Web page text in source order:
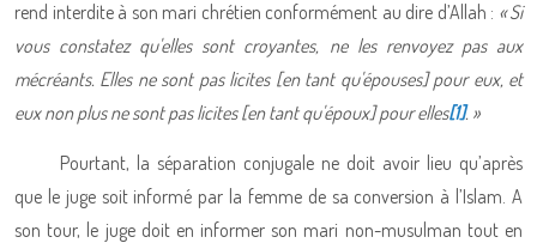
rend interdite à son mari chrétien conformément au dire d’Allah : « Si
vous constatez qu'elles sont croyantes, ne les renvoyez pas aux
mécréants. Elles ne sont pas licites [en tant qu'épouses] pour eux, et
eux non plus ne sont pas licites [en tant qu'époux] pour elles[1]. »
Pourtant, la séparation conjugale ne doit avoir lieu qu’après
que le juge soit informé par la femme de sa conversion à l’Islam. A
son tour, le juge doit en informer son mari non-musulman tout en